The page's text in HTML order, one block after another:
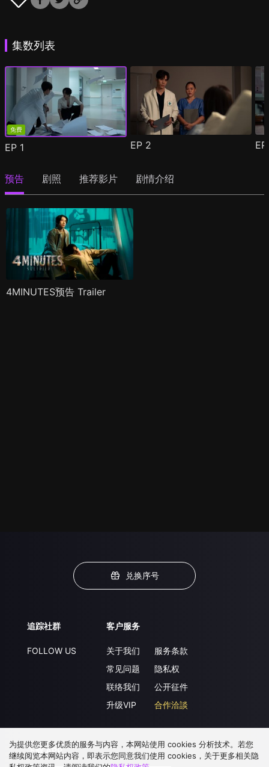
集数列表
免费
EP 1 EP 2
预告 剧照 推荐影片 剧情介绍
4MINUTES预告 Trailer
兑换序号
追踪社群
FOLLOW US
客户服务
关于我们
常见问题
联络我们
升级VIP
服务条款
隐私权
公开征件
合作洽談
下载 APP
为提供您更多优质的服务与内容，本网站使用 cookies 分析技术。若您
继续阅览本网站内容，即表示您同意我们使用 cookies，关于更多相关隐